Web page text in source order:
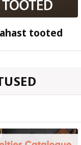
tooted